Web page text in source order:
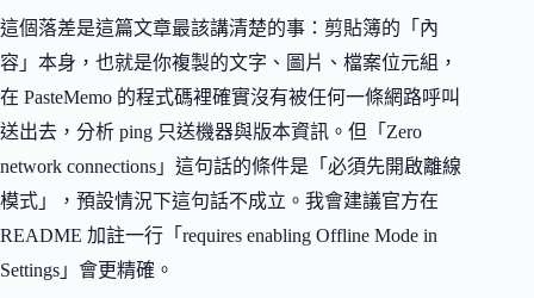
這個落差是這篇文章最該講清楚的事：剪貼簿的「內
容」本身，也就是你複製的文字、圖片、檔案位元組，
在 PasteMemo 的程式碼裡確實沒有被任何一條網路呼叫
送出去，分析 ping 只送機器與版本資訊。但「Zero
network connections」這句話的條件是「必須先開啟離線
模式」，預設情況下這句話不成立。我會建議官方在
README 加註一行「requires enabling Offline Mode in
Settings」會更精確。